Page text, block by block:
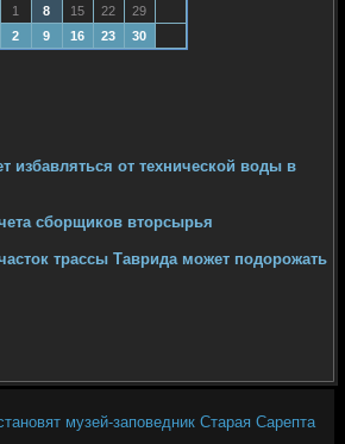
1 8 15 22
29
2 9 16 23 30
избавляться от технической воды в
сборщиков вторсырья
трассы Таврида может подорожать
музей-заповедник Старая Сарепта